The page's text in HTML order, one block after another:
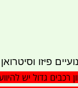
פיזו וסיטרואן
רכבים גדול יש